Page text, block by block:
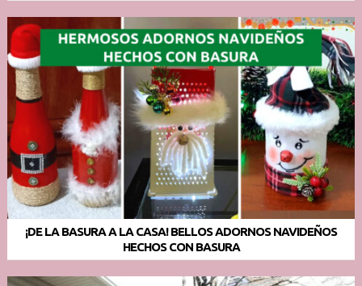
¡DE LA BASURA A LA CASA! BELLOS ADORNOS NAVIDEÑOS
HECHOS CON BASURA